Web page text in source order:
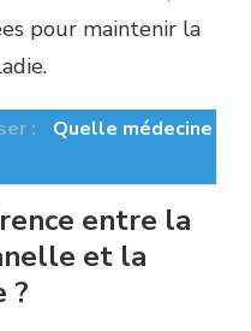
pour maintenir la
:
Quelle médecine
entre la
et la
?